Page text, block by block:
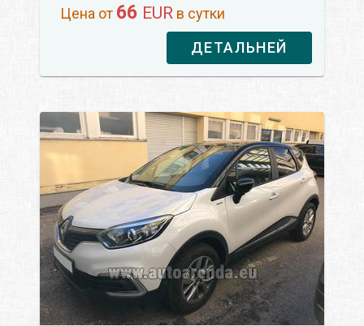
Цена от 66 EUR в сутки
ДЕТАЛЬНЕЙ